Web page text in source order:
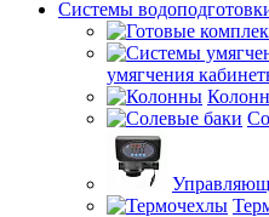
Системы
умягчения